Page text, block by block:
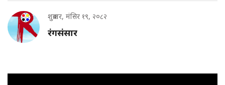
शुक्रबार, मंसिर १९, २०८२
रंगसंसार